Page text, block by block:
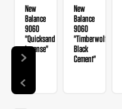
New
Balance
9060
"Quicksand
Incense"
New
Balance
9060
"Timberwolf
Black
Cement"